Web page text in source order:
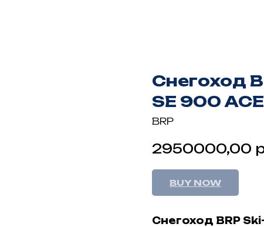
Снегоход
SE 900
BRP
2950000,00
BUY NOW
Снегоход BRP